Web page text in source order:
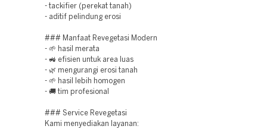
- tackifier (perekat tanah)
- aditif pelindung erosi
### Manfaat Revegetasi Modern
- 🌱 hasil merata
- 🚜 efisien untuk area luas
- 🌿 mengurangi erosi tanah
- 🌱 hasil lebih homogen
- 🚚 tim profesional
### Service Revegetasi
Kami menyediakan layanan: